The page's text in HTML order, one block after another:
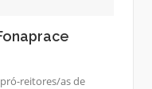
reitores/as de